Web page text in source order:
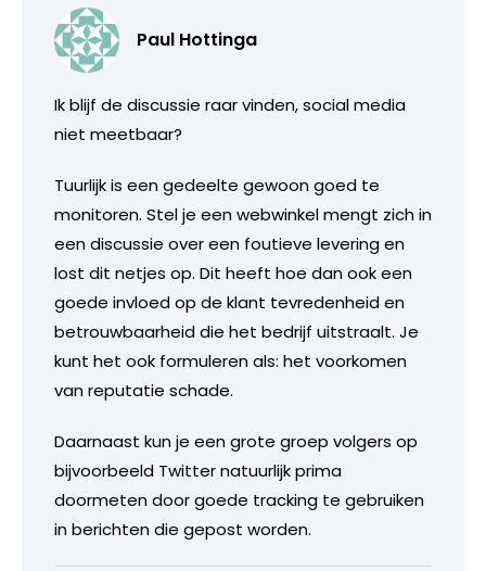
Paul Hottinga
Ik blijf de discussie raar vinden, social media
niet meetbaar?
Tuurlijk is een gedeelte gewoon goed te
monitoren. Stel je een webwinkel mengt zich in
een discussie over een foutieve levering en
lost dit netjes op. Dit heeft hoe dan ook een
goede invloed op de klant tevredenheid en
betrouwbaarheid die het bedrijf uitstraalt. Je
kunt het ook formuleren als: het voorkomen
van reputatie schade.
Daarnaast kun je een grote groep volgers op
bijvoorbeeld Twitter natuurlijk prima
doormeten door goede tracking te gebruiken
in berichten die gepost worden.